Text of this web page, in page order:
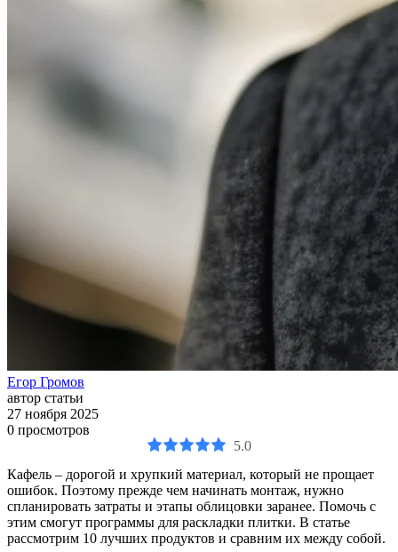
Егор Громов
автор статьи
27 ноября 2025
0 просмотров
5.0
Кафель – дорогой и хрупкий материал, который не прощает
ошибок. Поэтому прежде чем начинать монтаж, нужно
спланировать затраты и этапы облицовки заранее. Помочь с
этим смогут программы для раскладки плитки. В статье
рассмотрим 10 лучших продуктов и сравним их между собой.